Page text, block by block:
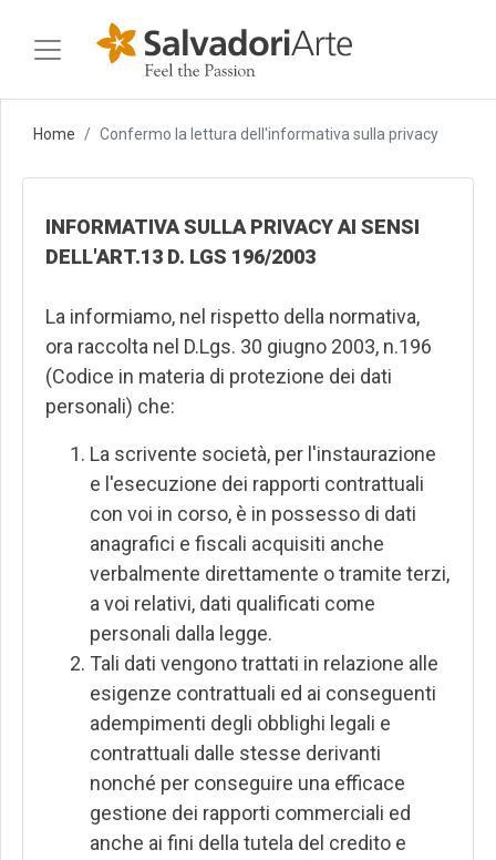
Home Confermo la lettura dell'informativa sulla privacy
INFORMATIVA SULLA PRIVACY AI SENSI
DELL'ART.13 D. LGS 196/2003
La informiamo, nel rispetto della normativa,
ora raccolta nel D.Lgs. 30 giugno 2003, n.196
(Codice in materia di protezione dei dati
personali) che:
La scrivente società, per l'instaurazione
e l'esecuzione dei rapporti contrattuali
con voi in corso, è in possesso di dati
anagrafici e fiscali acquisiti anche
verbalmente direttamente o tramite terzi,
a voi relativi, dati qualificati come
personali dalla legge.
Tali dati vengono trattati in relazione alle
esigenze contrattuali ed ai conseguenti
adempimenti degli obblighi legali e
contrattuali dalle stesse derivanti
nonché per conseguire una efficace
gestione dei rapporti commerciali ed
anche ai fini della tutela del credito e